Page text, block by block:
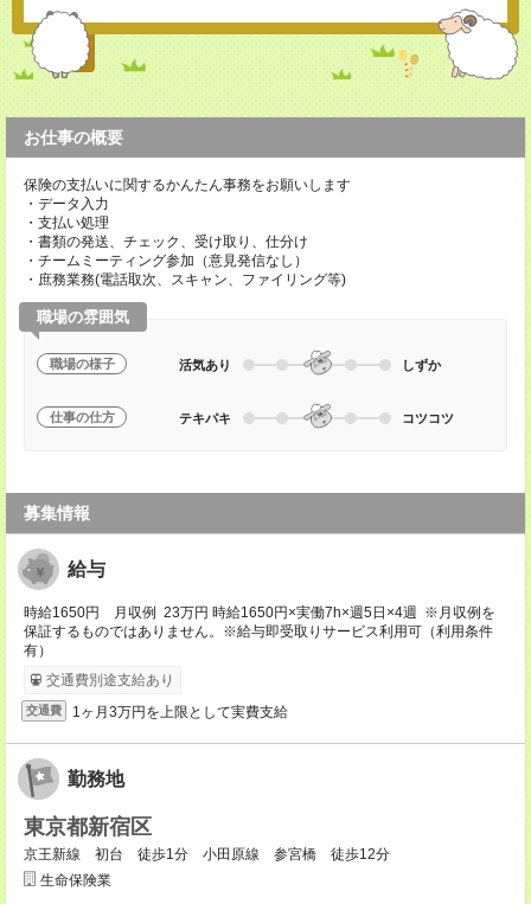
お仕事の概要
保険の支払いに関するかんたん事務をお願いします
・データ入力
・支払い処理
・書類の発送、チェック、受け取り、仕分け
・チームミーティング参加（意見発信なし）
・庶務業務(電話取次、スキャン、ファイリング等)
職場の雰囲気
職場の様子 活気あり しずか
仕事の仕方 テキパキ コツコツ
募集情報
給与
時給1650円 月収例 23万円 時給1650円×実働7h×週5日×4週 ※月収例を
保証するものではありません。※給与即受取りサービス利用可（利用条件
有）
交通費別途支給あり
交通費 1ヶ月3万円を上限として実費支給
勤務地
東京都新宿区
京王新線 初台 徒歩1分 小田原線 参宮橋 徒歩12分
生命保険業